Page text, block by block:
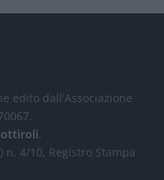
edito dall'Associazione
.
4/10, Registro Stampa